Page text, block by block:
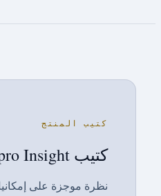
كتيب المنتج
كتيب Flowpro Insight